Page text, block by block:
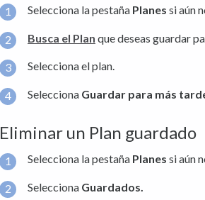
Selecciona la pestaña Planes si aún
Busca el Plan que deseas guardar
Selecciona el plan.
Selecciona Guardar para más
Eliminar un Plan guardado
Selecciona la pestaña Planes si aún
Selecciona Guardados.